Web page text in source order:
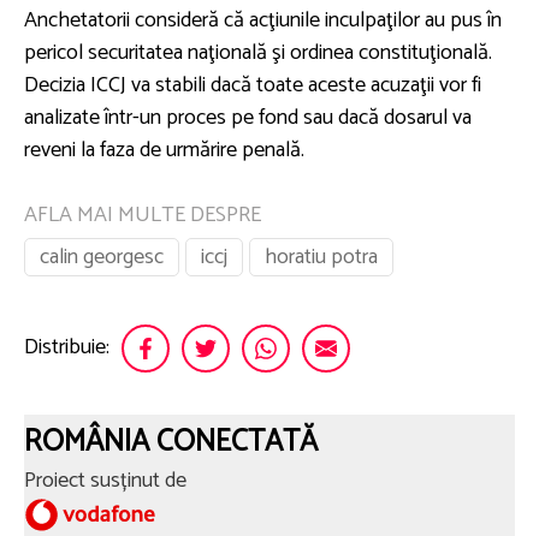
Anchetatorii consideră că acţiunile inculpaţilor au pus în
pericol securitatea naţională şi ordinea constituţională.
Decizia ICCJ va stabili dacă toate aceste acuzaţii vor fi
analizate într-un proces pe fond sau dacă dosarul va
reveni la faza de urmărire penală.
AFLA MAI MULTE DESPRE
calin georgesc
iccj horatiu potra
Distribuie:
ROMÂNIA CONECTATĂ
Proiect susținut de